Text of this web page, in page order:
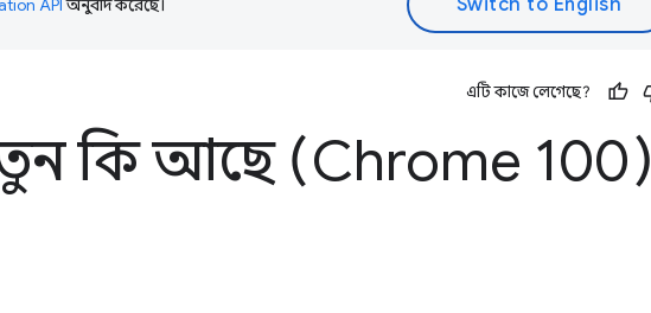
APIঅনুবাদ করেছে।
এটি কাজে লেগেছে?
কি আছে (Chrome 100)